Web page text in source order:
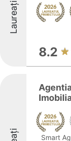
Laureați
8.2
Smart